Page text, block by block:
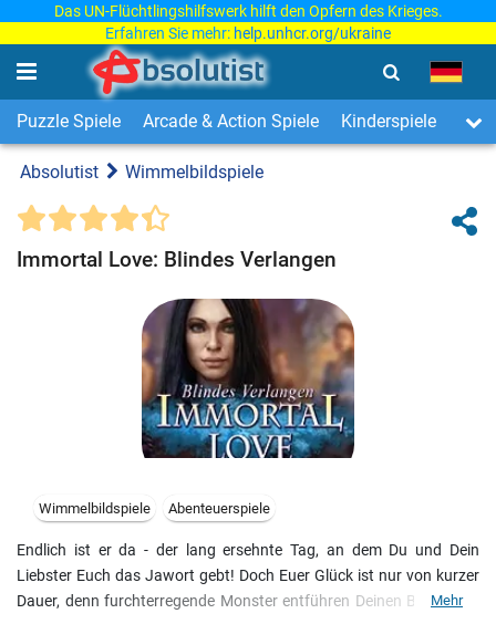
Das UN-Flüchtlingshilfswerk hilft den Opfern des Krieges.
Erfahren Sie mehr: help.unhcr.org/ukraine
Puzzle Spiele Arcade & Action Spiele Kinderspiele 3-
Absolutist Wimmelbildspiele
Immortal Love: Blindes Verlangen
Wimmelbildspiele Abenteuerspiele
Endlich ist er da - der lang ersehnte Tag, an dem Du und Dein
Liebster Euch das Jawort gebt! Doch Euer Glück ist nur von kurzer
Dauer, denn furchterregende Monster entführen Deinen Bräutigam
Mehr